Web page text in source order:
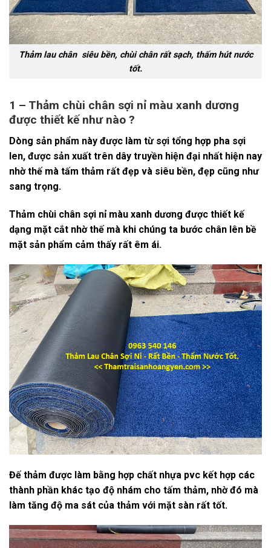
Thảm lau chân siêu bền, chùi chân rất sạch, thấm hút nước
tốt.
1 – Thảm chùi chân sợi nỉ màu xanh dương
được thiết kế như nào ?
Dòng sản phẩm này được làm từ sợi tổng hợp pha sợi
len, được sản xuất trên dây truyền hiện đại nhất hiện nay
nhờ thế mà tấm thảm rất đẹp và siêu bền, đẹp cũng như
sang trọng.
Thảm chùi chân sợi nỉ màu xanh dương được thiết kế
dạng mặt cắt nhờ thế mà khi chúng ta bước chân lên bề
mặt sản phẩm cảm thấy rất êm ái.
Đế thảm được làm bằng hợp chất nhựa pvc kết hợp các
thành phần khác tạo độ nhám cho tấm thảm, nhờ đó mà
làm tăng độ ma sát của thảm với mặt sàn rất tốt.